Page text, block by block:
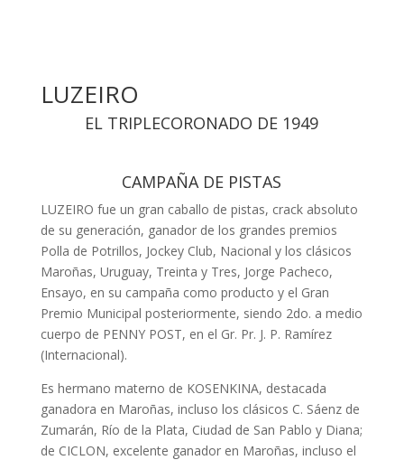
LUZEIRO
EL TRIPLECORONADO DE 1949
CAMPAÑA DE PISTAS
LUZEIRO fue un gran caballo de pis­tas, crack absoluto
de su generación, ganador de los grandes premios
Polla de Potrillos, Jockey Club, Nacional y los clásicos
Maroñas, Uruguay, Treinta y Tres, Jorge Pacheco,
Ensayo, en su campaña como producto y el Gran
Premio Municipal posteriormente, siendo 2do. a medio
cuerpo de PENNY POST, en el Gr. Pr. J. P. Ramírez
(Internacio­nal).
Es hermano materno de KOSENKINA, destacada
ganadora en Maroñas, in­cluso los clásicos C. Sáenz de
Zumarán, Río de la Plata, Ciudad de San Pablo y Diana;
de CICLON, excelente ganador en Maroñas, incluso el